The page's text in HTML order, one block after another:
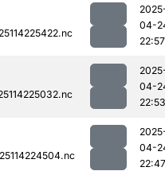
04-
22:57
04-
22:53
04-
22:47